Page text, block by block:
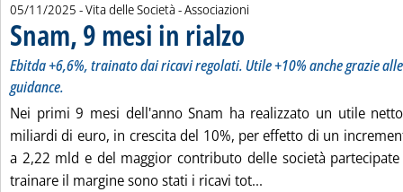
05/11/2025 - Vita delle Società - Associazioni
Snam, 9 mesi in rialzo
Ebitda +6,6%, trainato dai ricavi regolati. Utile +10% anche grazie
guidance.
Nei primi 9 mesi dell'anno Snam ha realizzato un utile
miliardi di euro, in crescita del 10%, per effetto di un
a 2,22 mld e del maggior contributo delle società
trainare il margine sono stati i ricavi tot...